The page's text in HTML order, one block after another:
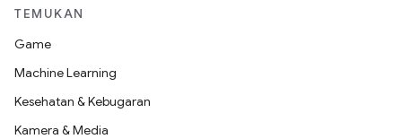
TEMUKAN
Game
Machine Learning
Kesehatan & Kebugaran
Kamera & Media